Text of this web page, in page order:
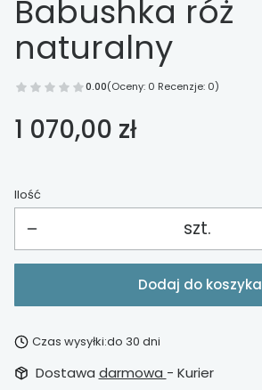
Babushka róż
naturalny
0.00(Oceny: 0 Recenzje: 0)
Cena
1 070,00 zł
Ilość
szt.
Dodaj do koszyka
Czas wysyłki:do 30 dni
Dostawa darmowa - Kurier